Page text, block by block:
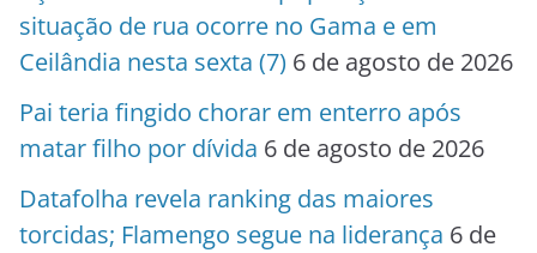
situação de rua ocorre no Gama e em
Ceilândia nesta sexta (7) 6 de agosto de 2026
Pai teria fingido chorar em enterro após
matar filho por dívida 6 de agosto de 2026
Datafolha revela ranking das maiores
torcidas; Flamengo segue na liderança 6 de